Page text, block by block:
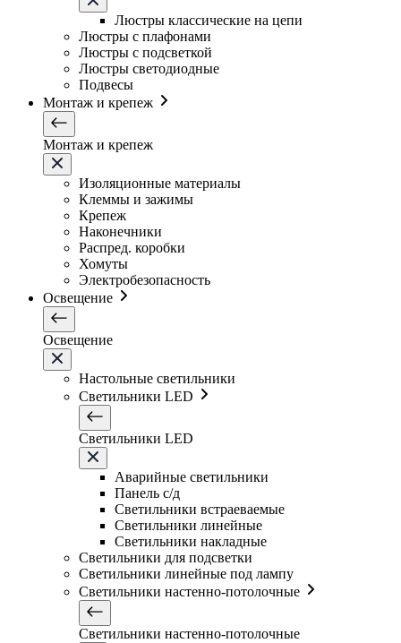
Люстры классические на цепи
Люстры с плафонами
Люстры с подсветкой
Люстры светодиодные
Подвесы
Монтаж и крепеж
Монтаж и крепеж
Изоляционные материалы
Клеммы и зажимы
Крепеж
Наконечники
Распред. коробки
Хомуты
Электробезопасность
Освещение
Освещение
Настольные светильники
Светильники LED
Светильники LED
Аварийные светильники
Панель с/д
Светильники встраеваемые
Светильники линейные
Светильники накладные
Светильники для подсветки
Светильники линейные под лампу
Светильники настенно-потолочные
Светильники настенно-потолочные